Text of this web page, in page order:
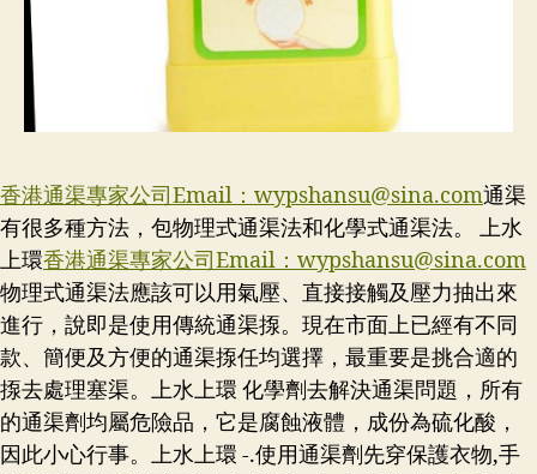
香港通渠專家公司Email： wypshansu@sina.com通渠
有很多種方法，包物理式通渠法和化學式通渠法。 上水
上環香港通渠專家公司Email： wypshansu@sina.com
物理式通渠法應該可以用氣壓、直接接觸及壓力抽出來
進行，說即是使用傳統通渠揼。現在市面上已經有不同
款、簡便及方便的通渠揼任均選擇，最重要是挑合適的
揼去處理塞渠。上水上環 化學劑去解決通渠問題，所有
的通渠劑均屬危險品，它是腐蝕液體，成份為硫化酸，
因此小心行事。上水上環 -.使用通渠劑先穿保護衣物,手